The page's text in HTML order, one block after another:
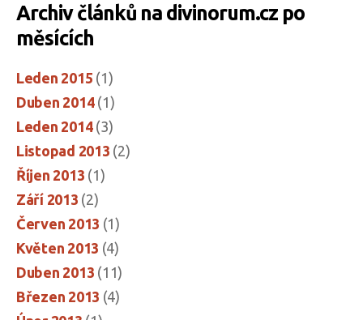
a
Archiv článků na divinorum.cz po
měsících
Leden 2015 (1)
Duben 2014(1)
Leden 2014(3)
Listopad 2013 (2)
Říjen 2013 (1)
Září 2013 (2)
Červen 2013 (1)
Květen 2013 (4)
Duben 2013 (11)
Březen 2013 (4)